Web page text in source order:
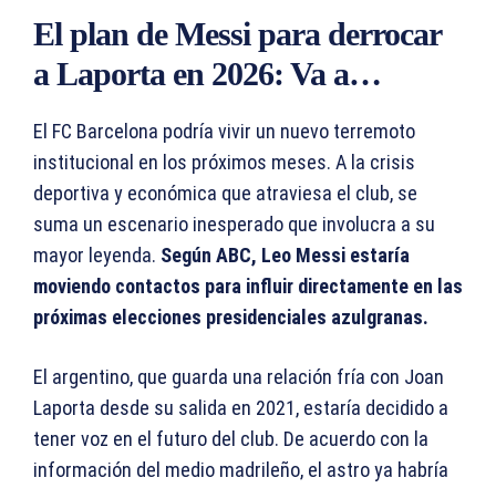
El plan de Messi para derrocar
a Laporta en 2026: Va a…
El FC Barcelona podría vivir un nuevo terremoto
institucional en los próximos meses. A la crisis
deportiva y económica que atraviesa el club, se
suma un escenario inesperado que involucra a su
mayor leyenda. Según ABC, Leo Messi estaría
moviendo contactos para influir directamente en las
próximas elecciones presidenciales azulgranas.
El argentino, que guarda una relación fría con Joan
Laporta desde su salida en 2021, estaría decidido a
tener voz en el futuro del club. De acuerdo con la
información del medio madrileño, el astro ya habría